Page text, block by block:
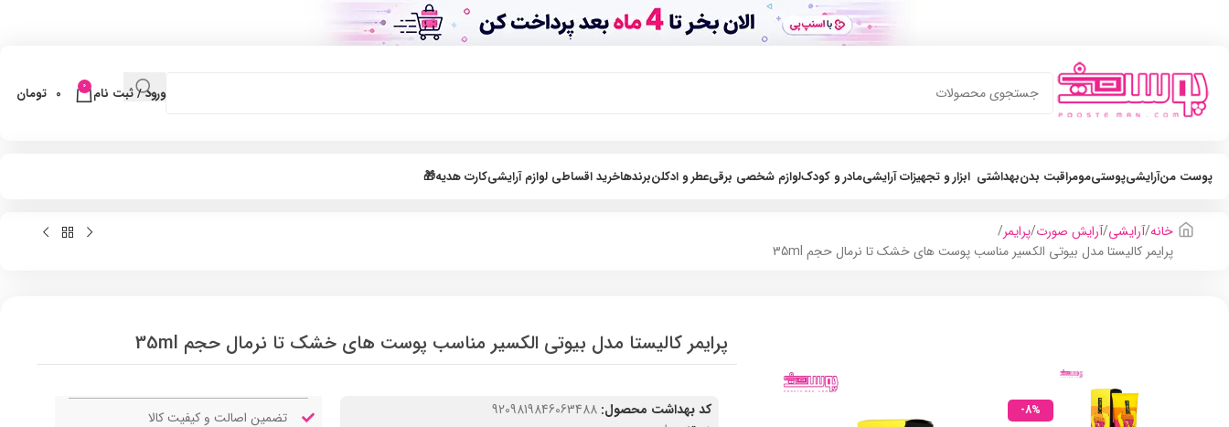
ورود / ثبت نام 0
0 تومان
پوست منآرایشیپوستیمومراقبت بدنبهداشتی ابزار و تجهیزات آرایشیمادر و کودکلوازم شخصی برقیعطر و ادکلنبرندهاخرید اقساطی لوازم آرایشیکارت هدیه🎁
خانه آرایشی آرایش صورت پرایمر
پرایمر کالیستا مدل بیوتی الکسیر مناسب پوست های خشک تا نرمال حجم 35ml
-8%
پرایمر کالیستا مدل بیوتی الکسیر مناسب پوست های خشک تا نرمال حجم 35ml
کد بهداشت محصول: 9209819846063488
تضمین اصالت و کیفیت کالا